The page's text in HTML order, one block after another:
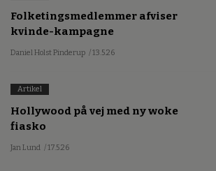
Folketingsmedlemmer afviser
kvinde-kampagne
Daniel Holst Pinderup / 13.5.26
Artikel
Hollywood på vej med ny woke
fiasko
Jan Lund / 17.5.26